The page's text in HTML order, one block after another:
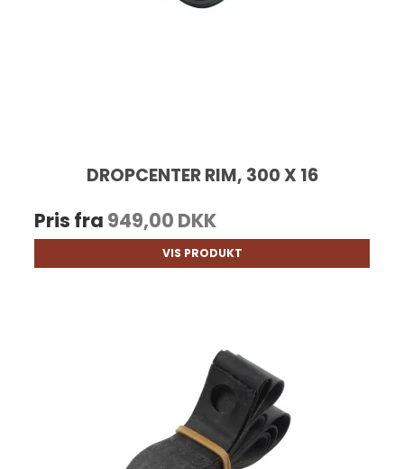
DROPCENTER RIM, 300 X 16
Pris fra 949,00 DKK
VIS PRODUKT